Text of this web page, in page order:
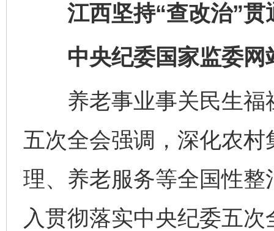
江西坚持“查改治”贯
中央纪委国家监委网
养老事业事关民生福
五次全会强调，深化农村
理、养老服务等全国性
入贯彻落实中央纪委五